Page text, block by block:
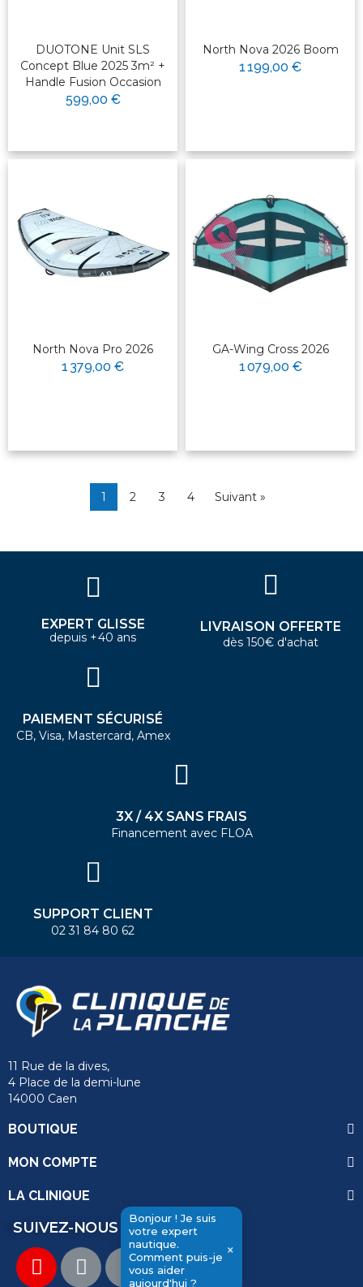
DUOTONE Unit SLS
Concept Blue 2025 3m² +
Handle Fusion Occasion
599,00 €
North Nova 2026 Boom
1 199,00 €
North Nova Pro 2026
1 379,00 €
GA-Wing Cross 2026
1 079,00 €
1 2 3 4 Suivant »
Bonjour ! Je suis
votre expert
nautique.
Comment puis-je
vous aider
aujourd'hui ?
×
EXPERT GLISSE
depuis +40 ans
LIVRAISON OFFERTE
dès 150€ d'achat
PAIEMENT SÉCURISÉ
CB, Visa, Mastercard, Amex
3X / 4X SANS FRAIS
Financement avec FLOA
SUPPORT CLIENT
02 31 84 80 62
11 Rue de la dives,
4 Place de la demi-lune
14000 Caen
BOUTIQUE
MON COMPTE
LA CLINIQUE
SUIVEZ-NOUS